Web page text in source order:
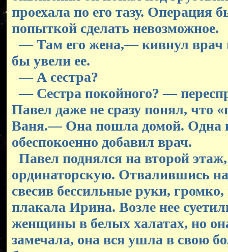
проехала по его тазу. Операция
попыткой сделать невозможное.
— Там его жена,— кивнул
бы увели ее.
— А сестра?
— Сестра покойного? —
Павел даже не сразу понял, что
Ваня.— Она пошла домой.
обеспокоенно добавил врач.
Павел поднялся на второй
ординаторскую. Отвалившись
свесив бессильные руки, громко,
плакала Ирина. Возле нее
женщины в белых халатах, но
замечала, она вся ушла в свою